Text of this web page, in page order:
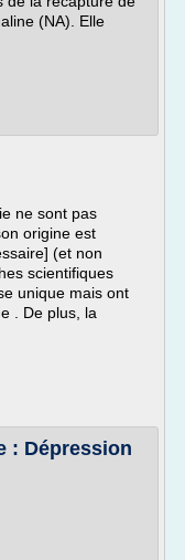
(NA). Elle
ne sont pas
origine est
(et non
scientifiques
unique mais ont
. De plus, la
: Dépression